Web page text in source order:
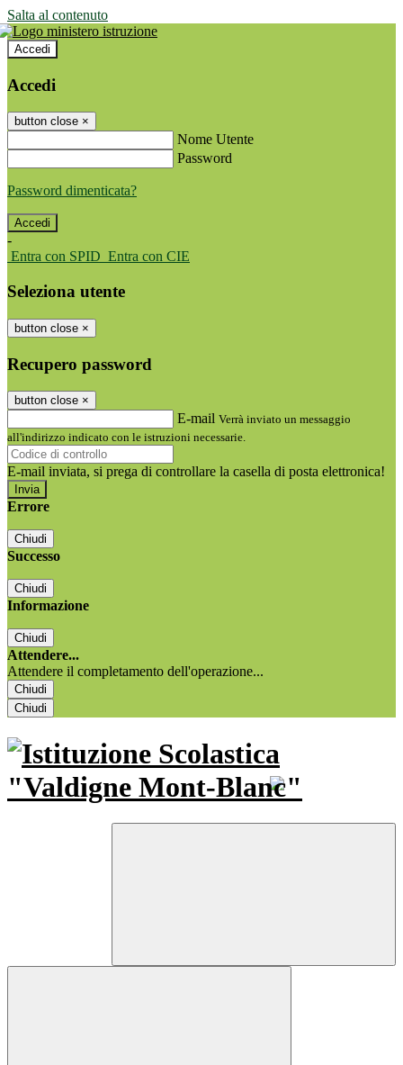
Salta al contenuto
Accedi
Accedi
button close ×
Nome Utente
Password
Password dimenticata?
-
Entra con SPID Entra con CIE
Seleziona utente
button close ×
Recupero password
button close ×
E-mail Verrà inviato un messaggio
all'indirizzo indicato con le istruzioni necessarie.
E-mail inviata, si prega di controllare la casella di posta elettronica!
Errore
Chiudi
Successo
Chiudi
Informazione
Chiudi
Attendere...
Attendere il completamento dell'operazione...
Chiudi
Chiudi